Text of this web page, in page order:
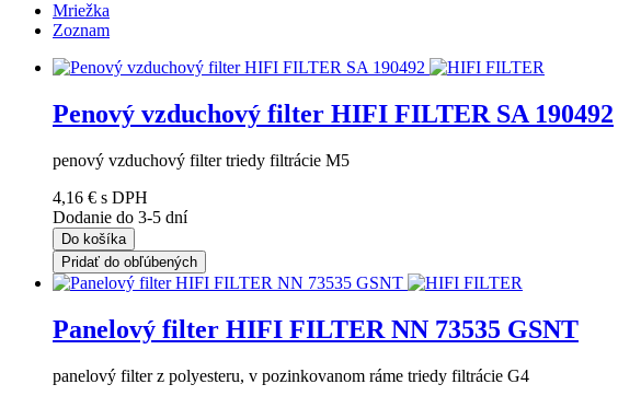
Mriežka
Zoznam
Penový vzduchový filter HIFI FILTER SA 190492
penový vzduchový filter triedy filtrácie M5
4,16 € s DPH
Dodanie do 3-5 dní
Do košíka
Pridať do obľúbených
Panelový filter HIFI FILTER NN 73535 GSNT
panelový filter z polyesteru, v pozinkovanom ráme triedy filtrácie G4